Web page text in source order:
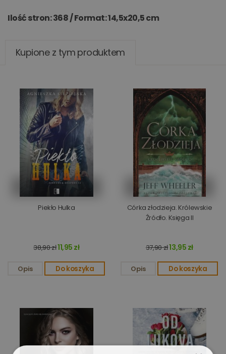
Ilość stron: 368 /Format: 14,5x20,5 cm
Kupione z tym produktem
Piekło Hulka
38,90 zł11,95 zł
Opis Do koszyka
Córka złodzieja. Królewskie
Źródło. Księga II
37,90 zł13,95 zł
Opis Do koszyka